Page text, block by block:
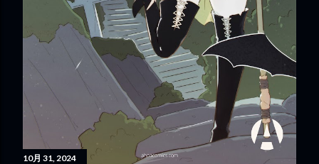
10月 31, 2024